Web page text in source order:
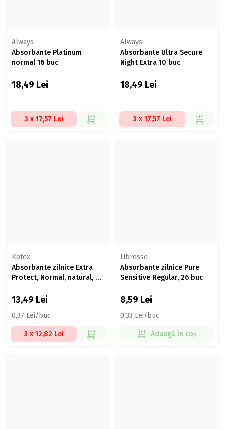
Always
Absorbante Platinum
normal 16 buc
18,49 Lei
3 x 17,57 Lei
Always
Absorbante Ultra Secure
Night Extra 10 buc
18,49 Lei
3 x 17,57 Lei
Kotex
Absorbante zilnice Extra
Protect, Normal, natural, 36
13,49 Lei
0,37 Lei/buc
3 x 12,82 Lei
Libresse
Absorbante zilnice Pure
Sensitive Regular, 26 buc
8,59 Lei
0,33 Lei/buc
Adaugă în coș